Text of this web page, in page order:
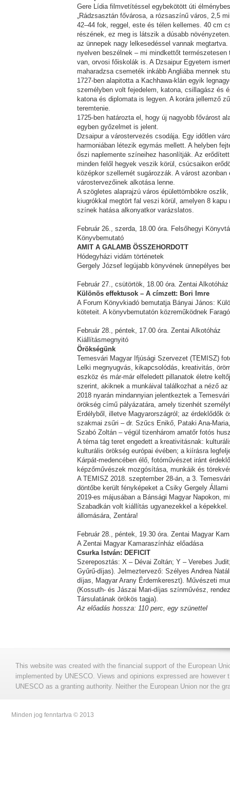
Gere Lídia filmvetítéssel egybekötött úti
„Rádzsasztán fővárosa, a rózsaszínű város, 2,5
42–44 fok, reggel, este és télen kellemes. 40 cm
részének, ez meg is látszik a dúsabb
az ünnepek nagy lelkesedéssel vannak
nyelven beszélnek – mi mindkettőt
van, orvosi főiskolák is. A Dzsaipur Egyetem
maharadzsa csemeték inkább Angliába mennek
1727-ben alapitotta a Kachhawa-klán egyik
személyben volt fejedelem, katona, csillagász és
katona és diplomata is legyen. A korára jellemző
teremtenie.
1725-ben határozta el, hogy új nagyobb fővárost
egyben győzelmet is jelent.
Dzsaipur a várostervezés csodája. Egy időtlen
harmoniában létezik egymás mellett. A helyben
őszi naplemente színeihez hasonlítják. Az
minden felől hegyek veszik körül, csúcsaikon
középkor szellemét sugározzák. A várost
várostervezőinek alkotása lenne.
A szögletes alaprajzú város épülettömbökre
kiugrókkal megtört fal veszi körül, amelyen 8
színek hatása alkonyatkor varázslatos.
Február 26., szerda, 18.00 óra. Felsőhegyi
Könyvbemutató
AMIT A GALAMB ÖSSZEHORDOTT
Hódegyházi vidám történetek
Gergely József legújabb könyvének ünnepélyes
Február 27., csütörtök, 18.00 óra. Zentai Alkotóház
Különös effektusok – A címzett: Bori Imre
A Forum Könyvkiadó bemutatja Bányai János:
köteteit. A könyvbemutatón közreműködnek
Február 28., péntek, 17.00 óra. Zentai Alkotóház
Kiállításmegnyitó
Örökségünk
Temesvári Magyar Ifjúsági Szervezet (TEMISZ)
Lelki megnyugvás, kikapcsolódás, kreativitás,
eszköz és már-már elfeledett pillanatok életre
szerint, akiknek a munkáival találkozhat a néző
2018 nyarán mindannyian jelentkeztek a
örökség című pályázatára, amely tizenhét
Erdélyből, illetve Magyarországról; az érdeklődők
szakmai zsűri – dr. Szűcs Enikő, Pataki Ana-
Szabó Zoltán – végül tizenhárom amatőr fotós
A téma tág teret engedett a kreativitásnak:
kulturális örökség európai évében; a kiírásra
Kárpát-medencében élő, fotóművészet iránt
képzőművészek mozgósítása, munkáik és
A TEMISZ 2018. szeptember 28-án, a 3.
döntőbe került fényképeket a Csiky Gergely
2019-es májusában a Bánsági Magyar Napokon,
Szabadkán volt kiállítás ugyanezekkel a
állomására, Zentára!
Február 28., péntek, 19.30 óra. Zentai Magyar
A Zentai Magyar Kamaraszínház előadása
Csurka István: DEFICIT
Szereposztás: X – Dévai Zoltán; Y – Verebes
Gyűrű-díjas). Jelmeztervező: Szélyes Andrea
díjas, Magyar Arany Érdemkereszt). Művészeti
(Kossuth- és Jászai Mari-díjas színművész,
Társulatának örökös tagja).
Az előadás hossza: 110 perc, egy szünettel
This website was created with the financial support of the European
implemented by UNESCO. Views and opinions expressed are
UNESCO as a granting authority. Neither the European Union nor the
Minden jog fenntartva © 2013